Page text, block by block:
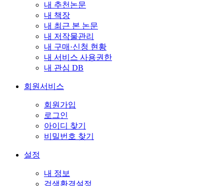
내 추천논문
내 책장
내 최근 본 논문
내 저작물관리
내 구매·신청 현황
내 서비스 사용권한
내 관심 DB
회원서비스
회원가입
로그인
아이디 찾기
비밀번호 찾기
설정
내 정보
검색환경설정